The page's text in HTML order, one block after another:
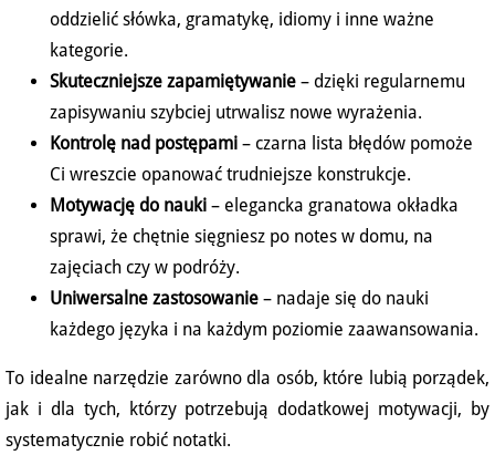
oddzielić słówka, gramatykę, idiomy i inne ważne
kategorie.
Skuteczniejsze zapamiętywanie – dzięki regularnemu
zapisywaniu szybciej utrwalisz nowe wyrażenia.
Kontrolę nad postępami – czarna lista błędów pomoże
Ci wreszcie opanować trudniejsze konstrukcje.
Motywację do nauki – elegancka granatowa okładka
sprawi, że chętnie sięgniesz po notes w domu, na
zajęciach czy w podróży.
Uniwersalne zastosowanie – nadaje się do nauki
każdego języka i na każdym poziomie zaawansowania.
To idealne narzędzie zarówno dla osób, które lubią porządek,
jak i dla tych, którzy potrzebują dodatkowej motywacji, by
systematycznie robić notatki.